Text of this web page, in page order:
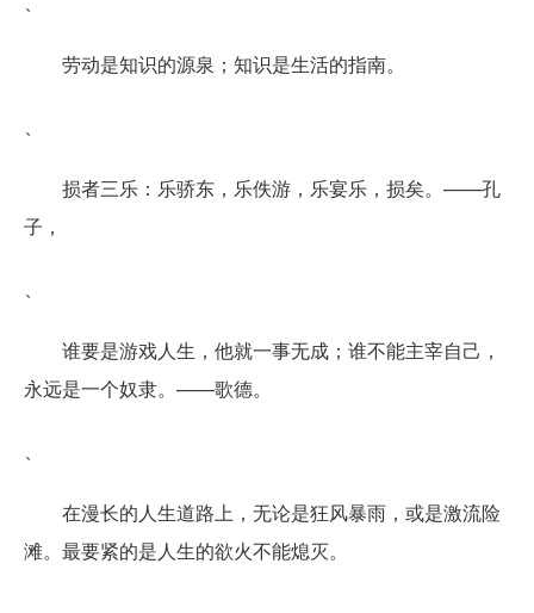
劳动是知识的源泉；知识是生活的指南。
损者三乐：乐骄东，乐佚游，乐宴乐，损矣。——孔
子，
谁要是游戏人生，他就一事无成；谁不能主宰自己，
永远是一个奴隶。——歌德。
在漫长的人生道路上，无论是狂风暴雨，或是激流险
滩。最要紧的是人生的欲火不能熄灭。